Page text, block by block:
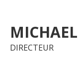
DIRECTEUR